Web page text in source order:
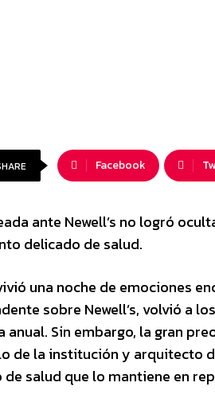
Facebook
ante Newell’s no logró
delicado de salud.
una noche de emociones
sobre Newell’s, volvió a
anual. Sin embargo, la gran
de la institución y arquitecto
de salud que lo mantiene en